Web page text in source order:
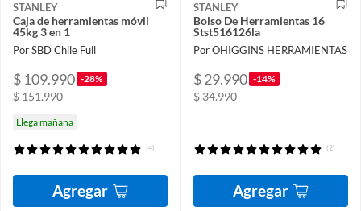
STANLEY
Caja de herramientas móvil
45kg 3 en 1
Por SBD Chile Full
$ 109.990 -28%
$ 151.990
Llega mañana
(4)
Agregar
STANLEY
Bolso De Herramientas 16
Stst516126la
Por OHIGGINS HERRAMIENTAS
$ 29.990 -14%
$ 34.990
(2)
Agregar